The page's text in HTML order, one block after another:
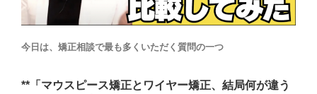
今日は、矯正相談で最も多くいただく質問の一つ
**「マウスピース矯正とワイヤー矯正、結局何が違う